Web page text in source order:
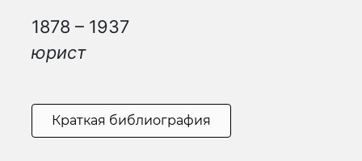
1878 – 1937
юрист
Краткая библиография